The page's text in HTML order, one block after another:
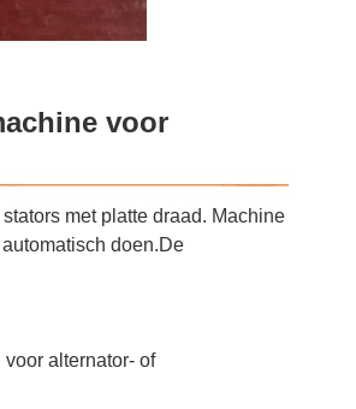
voor
met platte draad. Machine
doen.De
alternator- of